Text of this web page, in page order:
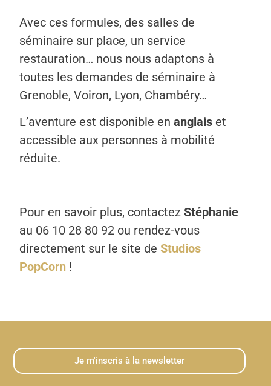
Avec ces formules, des salles de
séminaire sur place, un service
restauration… nous nous adaptons à
toutes les demandes de séminaire à
Grenoble, Voiron, Lyon, Chambéry…
L’aventure est disponible enanglais et
accessible aux personnes à mobilité
réduite.
Pour en savoir plus, contactezStéphanie
au 06 10 28 80 92 ou rendez-vous
directement sur le site deStudios
PopCorn !
Je m'inscris à la newsletter